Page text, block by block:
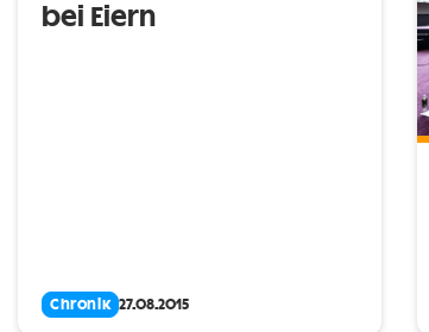
bei Eiern
Chronik 27.08.2015